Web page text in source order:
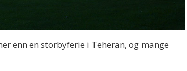
enn en storbyferie i Teheran, og mange